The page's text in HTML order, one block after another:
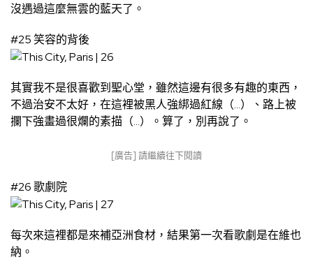
沒遇過這麼無雲的藍天了。
#25 笑容的背後
其實我不是很喜歡到聖心堂，雖然這邊有很多有趣的東西，
不過治安不太好，在這裡被黑人強綁過紅線（…）、路上被
攔下強畫過很爛的素描（…）。算了，別再說了。
[廣告] 請繼續往下閱讀
#26 歌劇院
每次來這裡都是來補亞洲食材，結果第一次看歌劇是在維也
納。